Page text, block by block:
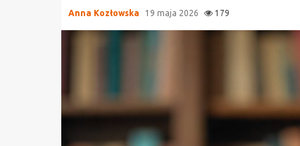
Anna Kozłowska 19 maja 2026 179